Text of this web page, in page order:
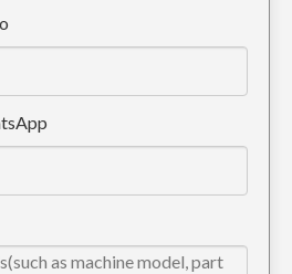
Mini cucharón inclinado para lodo de larga vida útil Volvo55